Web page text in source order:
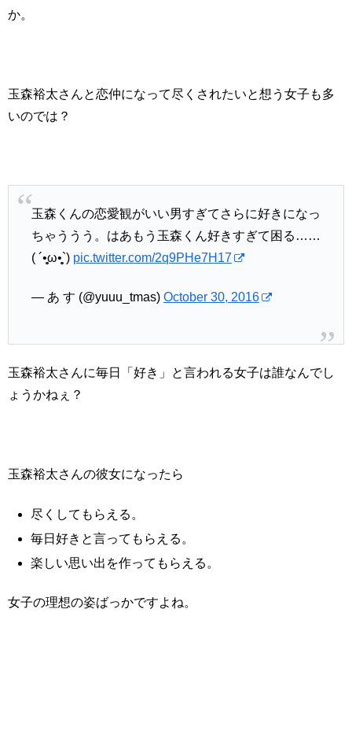
か。
玉森裕太さんと恋仲になって尽くされたいと想う女子も多
いのでは？
玉森くんの恋愛観がいい男すぎてさらに好きになっ
ちゃううう。はあもう玉森くん好きすぎて困る……
( ´•̥̥̥ω•̥̥̥`) pic.twitter.com/2q9PHe7H17
— あ す (@yuuu_tmas) October 30, 2016
玉森裕太さんに毎日「好き」と言われる女子は誰なんでし
ょうかねぇ？
玉森裕太さんの彼女になったら
尽くしてもらえる。
毎日好きと言ってもらえる。
楽しい思い出を作ってもらえる。
女子の理想の姿ばっかですよね。